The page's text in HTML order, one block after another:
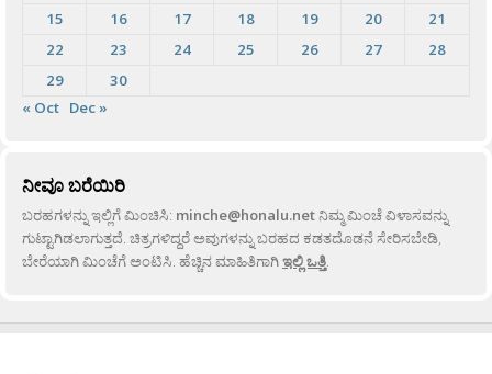
15
16 17 18 19 20
21
22
23 24 25 26 27
28
29
30
« Oct Dec »
ನೀವೂ ಬರೆಯಿರಿ
ಬರಹಗಳನ್ನು ಇಲ್ಲಿಗೆ ಮಿಂಚಿಸಿ: minche@honalu.netನಿಮ್ಮ ಮಿಂಚೆ ವಿಳಾಸವನ್ನು
ಗುಟ್ಟಾಗಿಡಲಾಗುತ್ತದೆ. ಚಿತ್ರಗಳಿದ್ದರೆ ಅವುಗಳನ್ನು ಬರಹದ ಕಡತದೊಡನೆ ಸೇರಿಸಬೇಡಿ,
ಬೇರೆಯಾಗಿ ಮಿಂಚೆಗೆ ಅಂಟಿಸಿ. ಹೆಚ್ಚಿನ ಮಾಹಿತಿಗಾಗಿಇಲ್ಲಿ ಒತ್ತಿ.